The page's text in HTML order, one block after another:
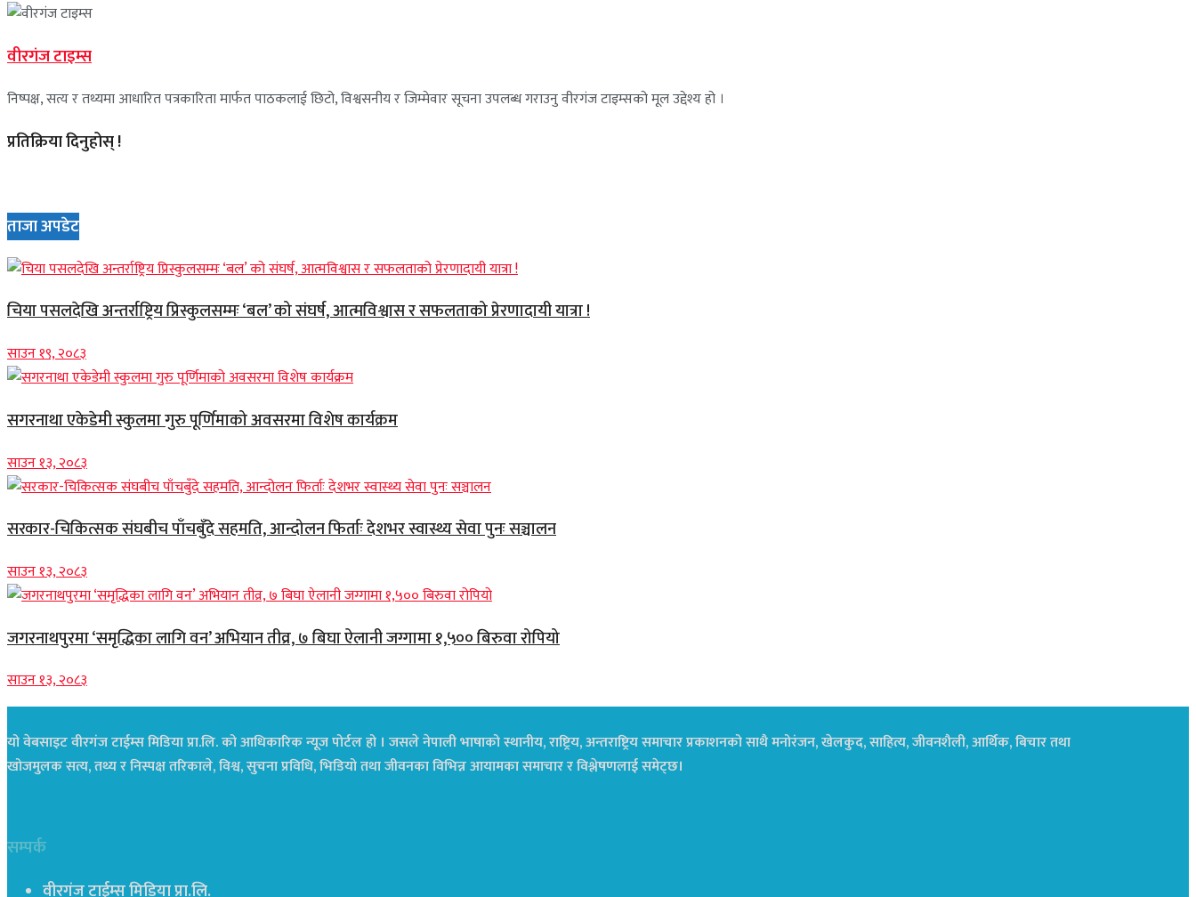
वीरगंज टाइम्स
निष्पक्ष, सत्य र तथ्यमा आधारित पत्रकारिता मार्फत पाठकलाई छिटो, विश्वसनीय र जिम्मेवार सूचना उपलब्ध गराउनु वीरगंज टाइम्सको मूल उद्देश्य हो ।
प्रतिक्रिया दिनुहोस् !
ताजा अपडेट
चिया पसलदेखि अन्तर्राष्ट्रिय प्रिस्कुलसम्मः ‘बल’ को संघर्ष, आत्मविश्वास र सफलताको प्रेरणादायी यात्रा !
साउन १९, २०८३
सगरनाथा एकेडेमी स्कुलमा गुरु पूर्णिमाको अवसरमा विशेष कार्यक्रम
साउन १३, २०८३
सरकार-चिकित्सक संघबीच पाँचबुँदे सहमति, आन्दोलन फिर्ताः देशभर स्वास्थ्य सेवा पुनः सञ्चालन
साउन १३, २०८३
जगरनाथपुरमा ‘समृद्धिका लागि वन’ अभियान तीव्र, ७ बिघा ऐलानी जग्गामा १,५०० बिरुवा रोपियो
साउन १३, २०८३
यो वेबसाइट वीरगंज टाईम्स मिडिया प्रा.लि. को आधिकारिक न्यूज पोर्टल हो । जसले नेपाली भाषाको स्थानीय, राष्ट्रिय, अन्तराष्ट्रिय समाचार प्रकाशनको साथै मनोरंजन, खेलकुद, साहित्य, जीवनशैली, आर्थिक, बिचार तथा
खोजमुलक सत्य, तथ्य र निस्पक्ष तरिकाले, विश्व, सुचना प्रविधि, भिडियो तथा जीवनका विभिन्न आयामका समाचार र विश्लेषणलाई समेट्छ।
सम्पर्क
वीरगंज टाईम्स मिडिया प्रा.लि.